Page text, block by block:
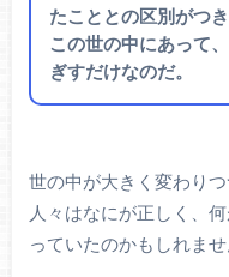
たこととの区別がつ
この世の中にあって
ぎすだけなのだ。
世の中が大きく変わり
人々はなにが正しく、
っていたのかもしれませ